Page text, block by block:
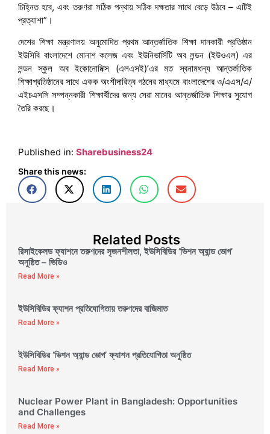
চিহ্নিত হবে, এবং তরুণরা সঠিক পন্থায় সঠিক দক্ষতার সাথে বেড়ে উঠবে – এটিই
প্রত্যাশা”।
দেশের শিক্ষা মন্ত্রণালয় অনুমোদিত প্রথম আন্তর্জাতিক শিক্ষা দানকারী প্রতিষ্ঠান
ইউসিবি বাংলাদেশে মোনাশ কলেজ এবং ইউনিভার্সিটি অব লন্ডন (ইউওএল) এর
লন্ডন স্কুল অব ইকোনোমিক্স (এলএসই)’এর মত স্বনামধন্য আন্তর্জাতিক
শিক্ষাপ্রতিষ্ঠানের সাথে একক অংশীদারিত্ব গঠনের মাধ্যমে বাংলাদেশের ও/এএস/এ/
এইচএসসি সম্পন্নকারী শিক্ষার্থীদের জন্য সেরা মানের আন্তর্জাতিক শিক্ষার সুযোগ
তৈরি করছে।
Published in: Sharebusiness24
Share this news:
Related Posts
রিসাইকেলড ফ্যাশনে তরুণদের সৃজনশীলতা, ইউসিবিডির ‘ভিশন অ্যান্ড ভোগ’
অনুষ্ঠিত – ভিডিও
Read More »
ইউসিবিডির ফ্যাশন প্রতিযোগিতায় তরুণদের বাজিমাত
Read More »
ইউসিবিডির ‘ভিশন অ্যান্ড ভোগ’ ফ্যাশন প্রতিযোগিতা অনুষ্ঠিত
Read More »
Nuclear Power Plant in Bangladesh: Opportunities
and Challenges
Read More »